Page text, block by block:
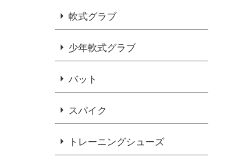
軟式グラブ
少年軟式グラブ
バット
スパイク
トレーニングシューズ